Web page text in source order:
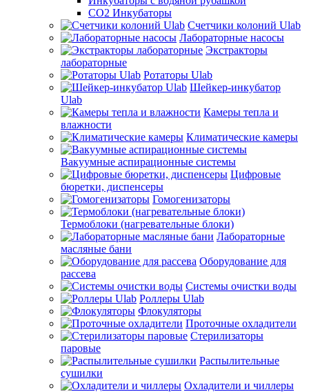
CO2 Инкубаторы
Счетчики колоний Ulab
Лабораторные насосы
Экстракторы
лабораторные
Ротаторы Ulab
Шейкер-инкубатор
Ulab
Камеры тепла и
влажности
Климатические камеры
Вакуумные аспирационные системы
Цифровые
бюретки, диспенсеры
Гомогенизаторы
Термоблоки (нагревательные блоки)
Лабораторные
масляные бани
Оборудование для
рассева
Системы очистки воды
Роллеры Ulab
Флокуляторы
Проточные охладители
Стерилизаторы
паровые
Распылительные
сушилки
Охладители и чиллеры